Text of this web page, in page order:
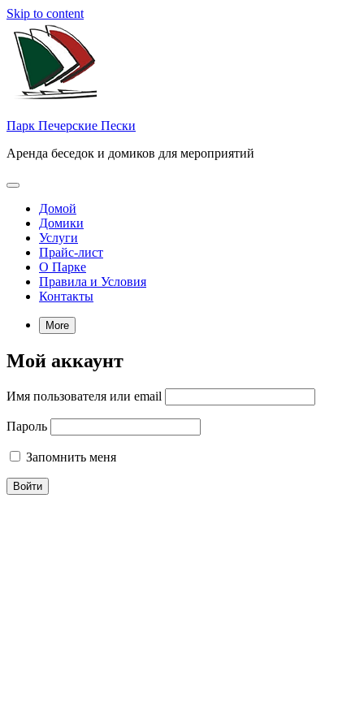
Skip to content
Парк Печерские Пески
Аренда беседок и домиков для мероприятий
Домой
Домики
Услуги
Прайс-лист
О Парке
Правила и Условия
Контакты
More
Мой аккаунт
Имя пользователя или email
Пароль
Запомнить меня